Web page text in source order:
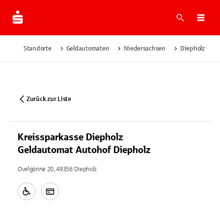
Suche
Standorte Geldautomaten Niedersachsen Diepholz
Zurück zur Liste
Kreissparkasse Diepholz
Geldautomat Autohof Diepholz
Ovelgönne 20, 49356 Diepholz